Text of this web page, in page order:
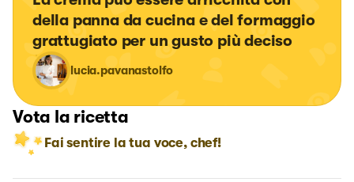
della panna da cucina e del formaggio
grattugiato per un gusto più deciso
lucia.pavanastolfo
Vota la ricetta
Fai sentire la tua voce, chef!